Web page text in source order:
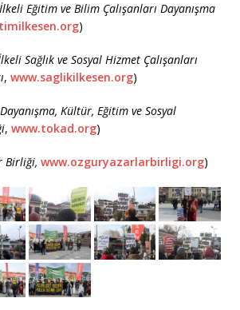
İlkeli Eğitim ve Bilim Çalışanları Dayanışma
)
Sağlık ve Sosyal Hizmet Çalışanları
, www.saglikilkesen.org)
Kültür, Eğitim ve Sosyal
, www.tokad.org)
Birliği, www.ozguryazarlarbirligi.org)